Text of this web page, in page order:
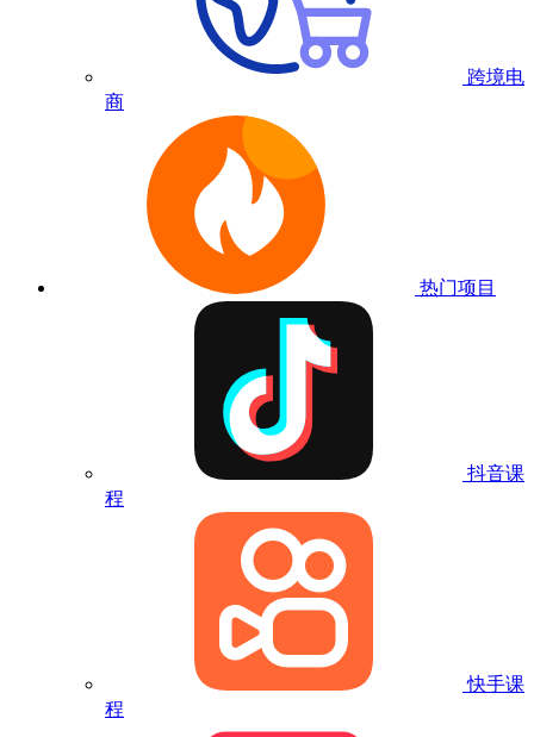
跨境电
商
热门项目
抖音课
程
快手课
程